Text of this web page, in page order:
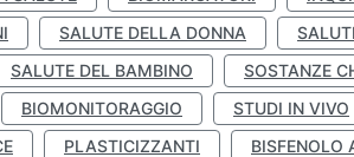
SALUTE DELLA DONNA
SALUTE DEL BAMBINO
SOSTANZE
BIOMONITORAGGIO STUDI IN VIVO
PLASTICIZZANTI BISFENOLO